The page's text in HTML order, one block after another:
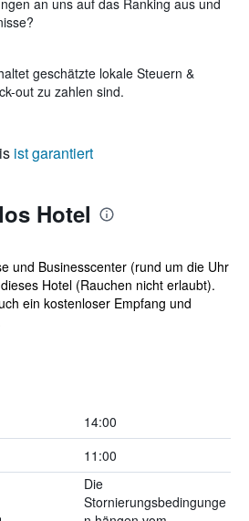
an uns auf das Ranking aus und
geschätzte lokale Steuern &
out zu zahlen sind.
ist garantiert
Hotel
und Businesscenter (rund um die Uhr
Hotel (Rauchen nicht erlaubt).
ein kostenloser Empfang und
14:00
11:00
Die
Stornierungsbedingunge